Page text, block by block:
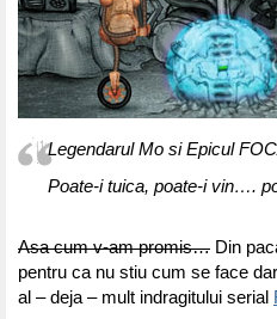
Legendarul Mo si Epicul
Poate-i tuica, poate-i vin….
Asa cum v-am promis… Din
pentru ca nu stiu cum se face
al – deja – mult indragitului serial